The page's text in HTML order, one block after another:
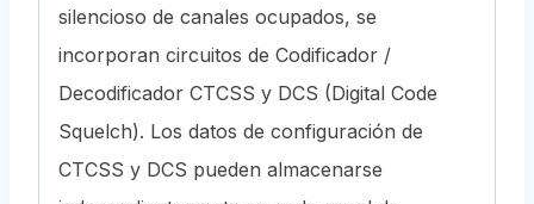
silencioso de canales ocupados, se
incorporan circuitos de Codificador /
Decodificador CTCSS y DCS (Digital Code
Squelch). Los datos de configuración de
CTCSS y DCS pueden almacenarse